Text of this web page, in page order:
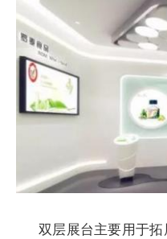
双层展台主要用于